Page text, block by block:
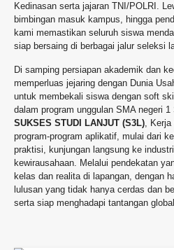
Kedinasan serta jajaran TNI/POLRI.
bimbingan masuk kampus, hingga
kami memastikan seluruh siswa
siap bersaing di berbagai jalur seleksi
Di samping persiapan akademik dan
memperluas jejaring dengan Dunia
untuk membekali siswa dengan soft
dalam program unggulan SMA negeri
SUKSES STUDI LANJUT (S3L), Kerja
program-program aplikatif, mulai dari
praktisi, kunjungan langsung ke
kewirausahaan. Melalui pendekatan
kelas dan realita di lapangan, dengan
lulusan yang tidak hanya cerdas dan
serta siap menghadapi tantangan